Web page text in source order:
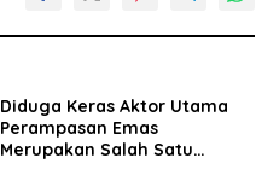
Diduga Keras Aktor Utama
Perampasan Emas
Merupakan Salah Satu